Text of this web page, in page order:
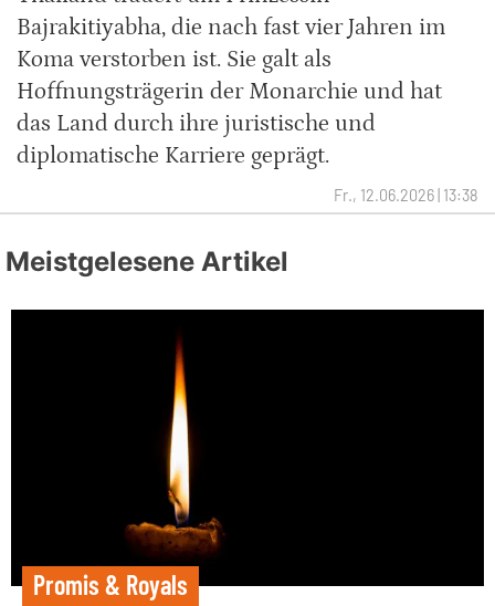
Bajrakitiyabha, die nach fast vier Jahren im
Koma verstorben ist. Sie galt als
Hoffnungsträgerin der Monarchie und hat
das Land durch ihre juristische und
diplomatische Karriere geprägt.
Fr., 12.06.2026 | 13:38
Meistgelesene Artikel
Promis & Royals